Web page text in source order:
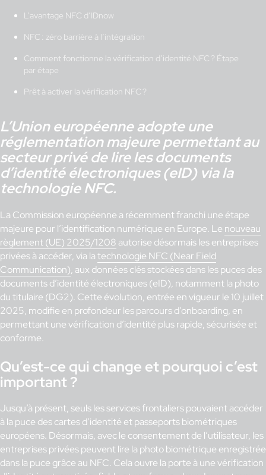
L’avantage NFC d’IDnow
NFC : zéro barrière à l’intégration
Comment fonctionne la vérification d’identité NFC ? Étape
par étape
Prêt à activer la vérification NFC ?
L’Union européenne adopte une
réglementation majeure permettant au
secteur privé de lire les documents
d’identité électroniques (eID) via la
technologie NFC.
La Commission européenne a récemment franchi une étape
majeure pour l’identification numérique en Europe. Le nouveau
règlement (UE) 2025/1208 autorise désormais les entreprises
privées à accéder, via latechnologie NFC (Near Field
Communication), aux données clés stockées dans les puces des
documents d’identité électroniques (eID), notamment la photo
du titulaire (DG2). Cette évolution, entrée en vigueur le 10 juillet
2025, modifie en profondeur les parcours d’onboarding, en
permettant une vérification d’identité plus rapide, sécurisée et
conforme.
Qu’est-ce qui change et pourquoi c’est
important ?
Jusqu’à présent, seuls les services frontaliers pouvaient accéder
à la puce des cartes d’identité et passeports biométriques
européens. Désormais, avec le consentement de l’utilisateur, les
entreprises privées peuvent lire la photo biométrique enregistrée
dans la puce grâce au NFC. Cela ouvre la porte à une vérification